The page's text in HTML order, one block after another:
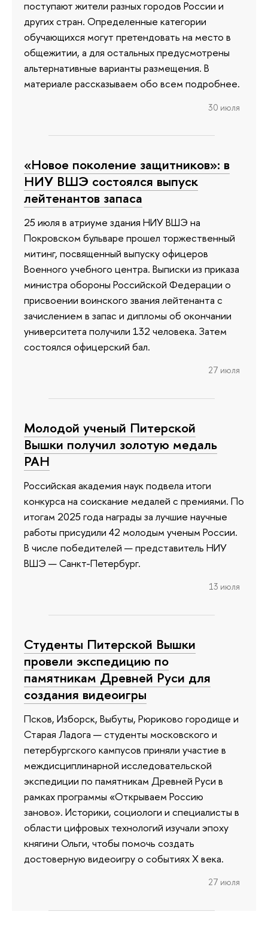
поступают жители разных городов России и
других стран. Определенные категории
обучающихся могут претендовать на место в
общежитии, а для остальных предусмотрены
альтернативные варианты размещения. В
материале рассказываем обо всем подробнее.
30 июля
«Новое поколение защитников»: в
НИУ ВШЭ состоялся выпуск
лейтенантов запаса
25 июля в атриуме здания НИУ ВШЭ на
Покровском бульваре прошел торжественный
митинг, посвященный выпуску офицеров
Военного учебного центра. Выписки из приказа
министра обороны Российской Федерации о
присвоении воинского звания лейтенанта с
зачислением в запас и дипломы об окончании
университета получили 132 человека. Затем
состоялся офицерский бал.
27 июля
Молодой ученый Питерской
Вышки получил золотую медаль
РАН
Российская академия наук подвела итоги
конкурса на соискание медалей с премиями. По
итогам 2025 года награды за лучшие научные
работы присудили 42 молодым ученым России.
В числе победителей — представитель НИУ
ВШЭ — Санкт-Петербург.
13 июля
Студенты Питерской Вышки
провели экспедицию по
памятникам Древней Руси для
создания видеоигры
Псков, Изборск, Выбуты, Рюриково городище и
Старая Ладога — студенты московского и
петербургского кампусов приняли участие в
междисциплинарной исследовательской
экспедиции по памятникам Древней Руси в
рамках программы «Открываем Россию
заново». Историки, социологи и специалисты в
области цифровых технологий изучали эпоху
княгини Ольги, чтобы помочь создать
достоверную видеоигру о событиях X века.
27 июля